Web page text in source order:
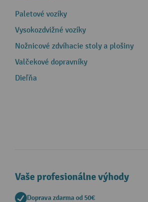
Paletové vozíky
Vysokozdvižné vozíky
Nožnicové zdvíhacie stoly a plošiny
Valčekové dopravníky
Dieľňa
Vaše profesionálne výhody
Doprava zdarma od 50€